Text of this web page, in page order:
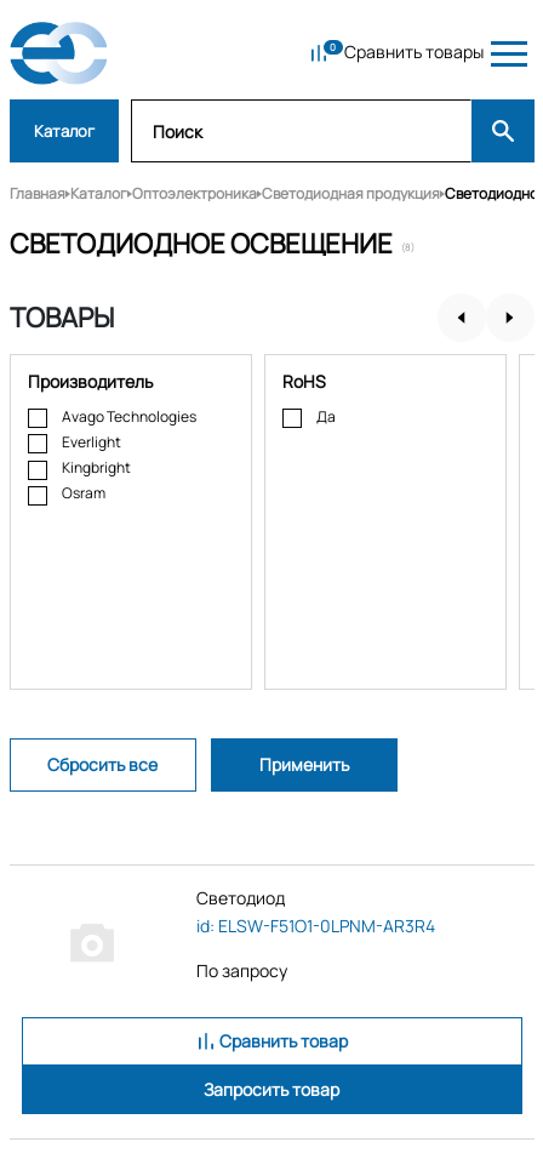
Сравнить товары
Каталог
Главная Каталог Оптоэлектроника Светодиодная продукция
СВЕТОДИОДНОЕ ОСВЕЩЕНИЕ (8)
ТОВАРЫ
Производитель
Avago Technologies
Everlight
Kingbright
Osram
RoHS
Да
Светодиод
id: ELSW-F51O1-0LPNM-AR3R4
По запросу
Сравнить товар
Запросить товар